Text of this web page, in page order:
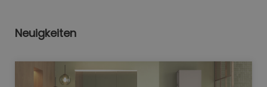
Neuigkeiten